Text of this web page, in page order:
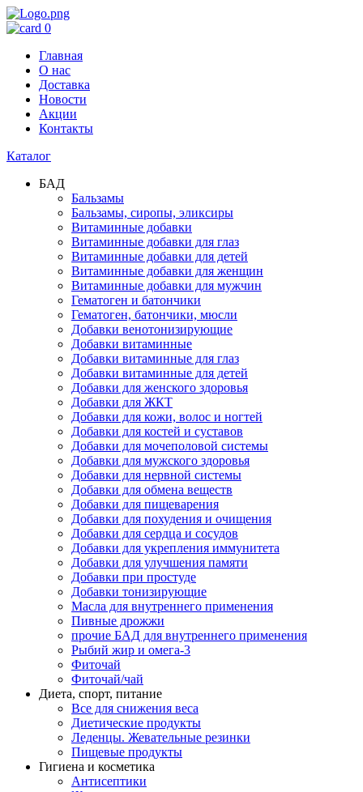
0
Главная
О нас
Доставка
Новости
Акции
Контакты
Каталог
БАД
Бальзамы
Бальзамы, сиропы, эликсиры
Витаминные добавки
Витаминные добавки для глаз
Витаминные добавки для детей
Витаминные добавки для женщин
Витаминные добавки для мужчин
Гематоген и батончики
Гематоген, батончики, мюсли
Добавки венотонизирующие
Добавки витаминные
Добавки витаминные для глаз
Добавки витаминные для детей
Добавки для женского здоровья
Добавки для ЖКТ
Добавки для кожи, волос и ногтей
Добавки для костей и суставов
Добавки для мочеполовой системы
Добавки для мужского здоровья
Добавки для нервной системы
Добавки для обмена веществ
Добавки для пищеварения
Добавки для похудения и очищения
Добавки для сердца и сосудов
Добавки для укрепления иммунитета
Добавки для улучшения памяти
Добавки при простуде
Добавки тонизирующие
Масла для внутреннего применения
Пивные дрожжи
прочие БАД для внутреннего применения
Рыбий жир и омега-3
Фиточай
Фиточай/чай
Диета, спорт, питание
Все для снижения веса
Диетические продукты
Леденцы. Жевательные резинки
Пищевые продукты
Гигиена и косметика
Антисептики